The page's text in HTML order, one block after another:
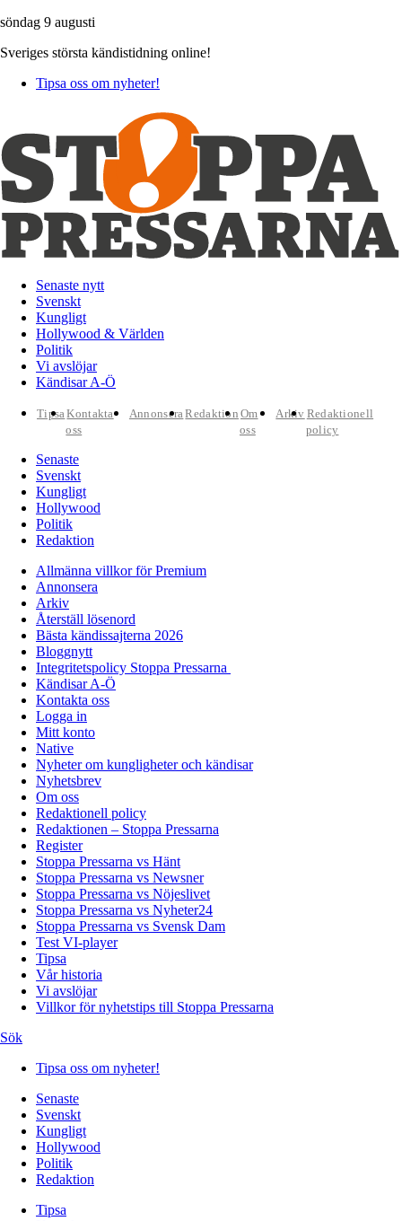
söndag 9 augusti
Sveriges största kändistidning online!
Tipsa oss om nyheter!
Senaste nytt
Svenskt
Kungligt
Hollywood & Världen
Politik
Vi avslöjar
Kändisar A-Ö
TipsaKontakta
oss
AnnonseraRedaktion Om
oss
Arkiv Redaktionell
policy
Senaste
Svenskt
Kungligt
Hollywood
Politik
Redaktion
Allmänna villkor för Premium
Annonsera
Arkiv
Återställ lösenord
Bästa kändissajterna 2026
Bloggnytt
Integritetspolicy Stoppa Pressarna
Kändisar A-Ö
Kontakta oss
Logga in
Mitt konto
Native
Nyheter om kungligheter och kändisar
Nyhetsbrev
Om oss
Redaktionell policy
Redaktionen – Stoppa Pressarna
Register
Stoppa Pressarna vs Hänt
Stoppa Pressarna vs Newsner
Stoppa Pressarna vs Nöjeslivet
Stoppa Pressarna vs Nyheter24
Stoppa Pressarna vs Svensk Dam
Test VI-player
Tipsa
Vår historia
Vi avslöjar
Villkor för nyhetstips till Stoppa Pressarna
Sök
Tipsa oss om nyheter!
Senaste
Svenskt
Kungligt
Hollywood
Politik
Redaktion
Tipsa